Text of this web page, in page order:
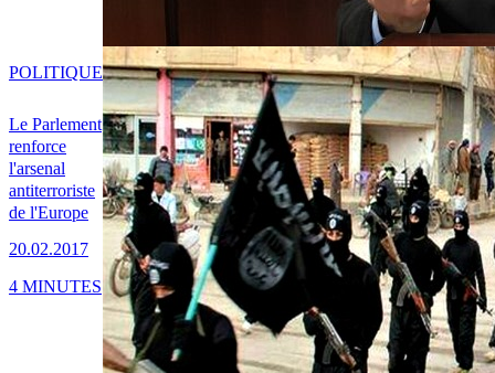
Le Parlement
renforce
l'arsenal
antiterroriste
de l'Europe
20.02.2017
POLITIQUE
4 MINUTES